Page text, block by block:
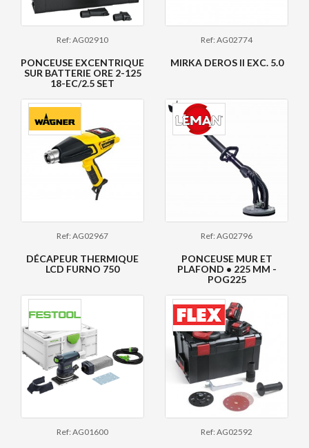
Ref: AG02910
PONCEUSE EXCENTRIQUE
SUR BATTERIE ORE 2-125
18-EC/2.5 SET
Ref: AG02774
MIRKA DEROS II EXC. 5.0
Ref: AG02967
DÉCAPEUR THERMIQUE
LCD FURNO 750
Ref: AG02796
PONCEUSE MUR ET
PLAFOND • 225 MM -
POG225
Ref: AG01600 Ref: AG02592